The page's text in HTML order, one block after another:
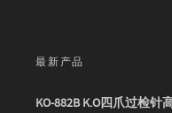
最新产品
KO-882B K.O四爪过检